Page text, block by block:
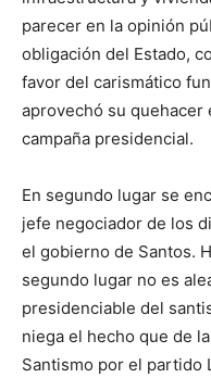
parecer en la opinión
obligación del Estado,
favor del carismático
aprovechó su quehacer
campaña presidencial.
En segundo lugar se
jefe negociador de los
el gobierno de Santos.
segundo lugar no es
presidenciable del
niega el hecho que de
Santismo por el partido